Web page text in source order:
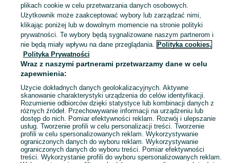
Skorzystaj z największego serwisu ogłoszeniowego - Mochnaczka Niżna i okolice! Kupuj to, czego pragniesz i sprzedawaj to, czego już nie potrzebujesz! Zobacz
Mapa kategorii
Mapa miejscowości
Mapa ministron
Popularne wyszukiwania
plikach cookie w celu przetwarzania danych osobowych.
Użytkownik może zaakceptować wybory lub zarządzać nimi,
klikając poniżej lub w dowolnym momencie na stronie polityki
prywatności. Te wybory będą sygnalizowane naszym partnerom i
nie będą miały wpływu na dane przeglądania. Polityka cookies,
Polityka Prywatności
Wraz z naszymi partnerami przetwarzamy dane w celu
zapewnienia:
Użycie dokładnych danych geolokalizacyjnych. Aktywne
skanowanie charakterystyki urządzenia do celów identyfikacji.
Rozumienie odbiorców dzięki statystyce lub kombinacji danych z
różnych źródeł. Przechowywanie informacji na urządzeniu lub
dostęp do nich. Pomiar efektywności reklam. Rozwój i ulepszanie
usług. Tworzenie profili w celu personalizacji treści. Tworzenie
profili w celu spersonalizowanych reklam. Wykorzystywanie
ograniczonych danych do wyboru reklam. Wykorzystywanie
ograniczonych danych do wyboru treści. Pomiar efektywności
treści. Wykorzystanie profili do wyboru spersonalizowanych reklam.